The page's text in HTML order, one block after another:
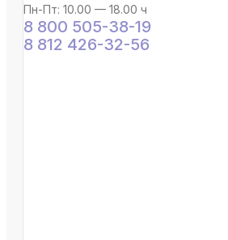
Пн-Пт: 10.00 — 18.00 ч
8 800 505-38-19
8 812 426-32-56